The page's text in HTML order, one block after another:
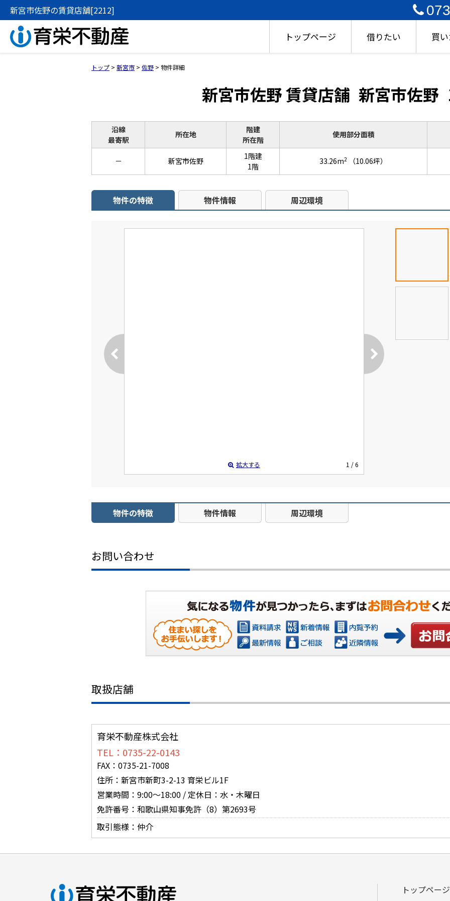
新宮市佐野の賃貸店舗[2212]
トップページ 借りたい 買
トップ > 新宮市 > 佐野 > 物件詳細
新宮市佐野 賃貸店舗 新宮市佐野
沿線
最寄駅
所在地
階建
所在階
使用部分面積
－ 新宮市佐野
1階建
1階
33.26m2 （10.06坪）
物件の特徴 物件情報 周辺環境
拡大する 1 / 6
物件の特徴 物件情報 周辺環境
お問い合わせ
お問い合
取扱店舗
育栄不動産株式会社
TEL：0735-22-0143
FAX：0735-21-7008
住所：新宮市新町3-2-13 育栄ビル1F
営業時間：9:00～18:00 / 定休日：水・木曜日
免許番号：和歌山県知事免許（8）第2693号
取引態様：仲介
トップページ